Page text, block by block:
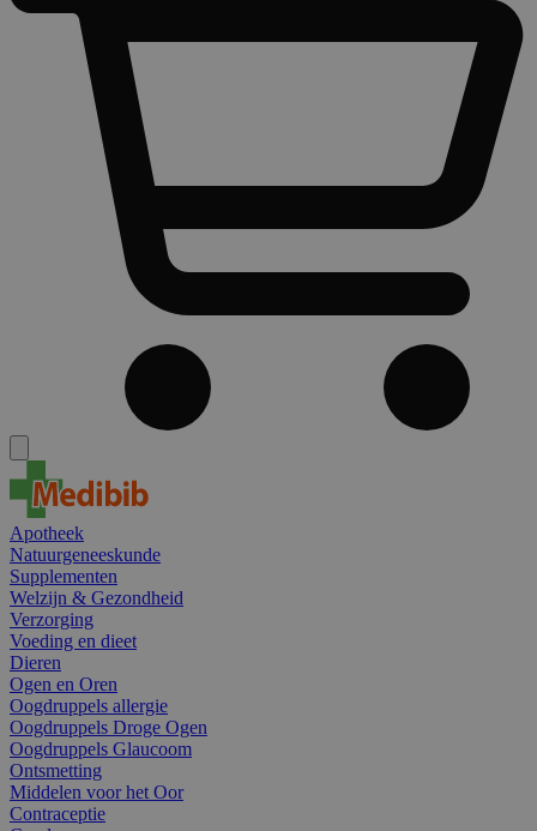
Apotheek
Natuurgeneeskunde
Supplementen
Welzijn & Gezondheid
Verzorging
Voeding en dieet
Dieren
Ogen en Oren
Oogdruppels allergie
Oogdruppels Droge Ogen
Oogdruppels Glaucoom
Ontsmetting
Middelen voor het Oor
Contraceptie